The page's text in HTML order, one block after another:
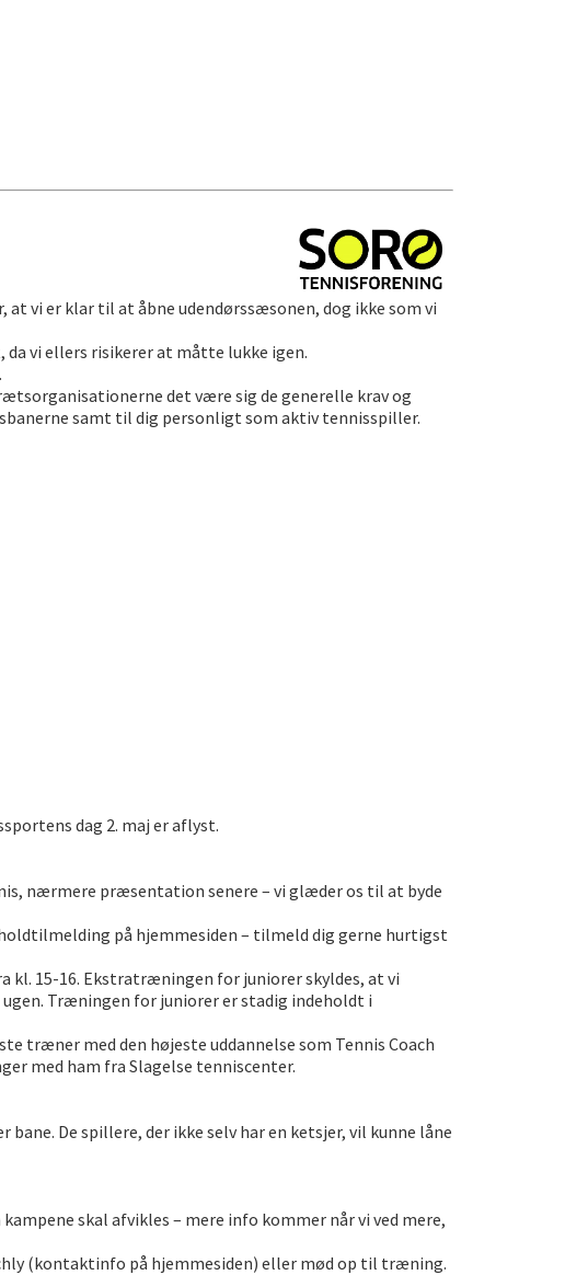
vi er klar til at åbne udendørssæsonen, dog ikke som vi
vi ellers risikerer at måtte lukke igen.
det være sig de generelle krav og
samt til dig personligt som aktiv tennisspiller.
dag 2. maj er aflyst.
nærmere præsentation senere – vi glæder os til at byde
på hjemmesiden – tilmeld dig gerne hurtigst
15-16. Ekstratræningen for juniorer skyldes, at vi
Træningen for juniorer er stadig indeholdt i
træner med den højeste uddannelse som Tennis Coach
med ham fra Slagelse tenniscenter.
De spillere, der ikke selv har en ketsjer, vil kunne låne
skal afvikles – mere info kommer når vi ved mere,
(kontaktinfo på hjemmesiden) eller mød op til træning.